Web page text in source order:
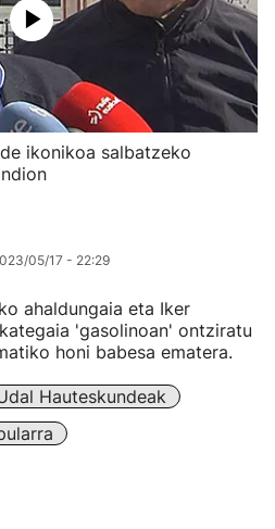
ikonikoa salbatzeko
05/17 - 22:29
ahaldungaia eta Iker
'gasolinoan' ontziratu
honi babesa ematera.
Hauteskundeak